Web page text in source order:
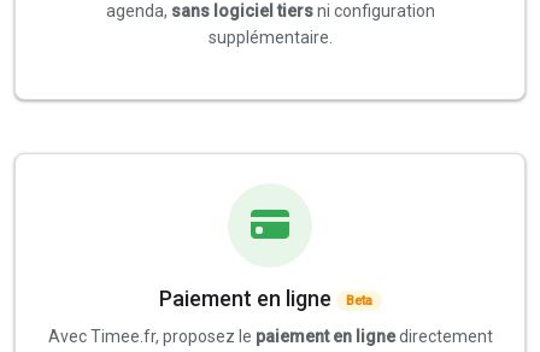
agenda, sans logiciel tiersni configuration
supplémentaire.
Paiement en ligne Beta
Avec Timee.fr, proposez le paiement en lignedirectement